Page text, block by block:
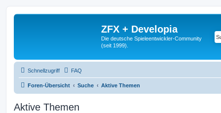
ZFX + Developia
Die deutsche Spieleentwickler-Community
(seit 1999).
Schnellzugriff FAQ
Foren-Übersicht Suche Aktive Themen
Aktive Themen